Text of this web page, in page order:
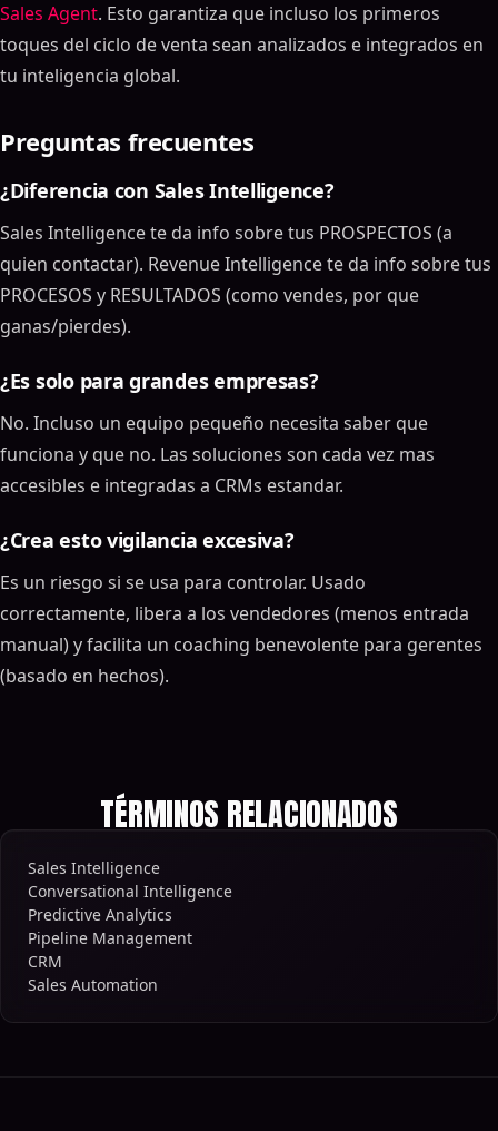
Sales Agent. Esto garantiza que incluso los primeros
toques del ciclo de venta sean analizados e integrados en
tu inteligencia global.
Preguntas frecuentes
¿Diferencia con Sales Intelligence?
Sales Intelligence te da info sobre tus PROSPECTOS (a
quien contactar). Revenue Intelligence te da info sobre tus
PROCESOS y RESULTADOS (como vendes, por que
ganas/pierdes).
¿Es solo para grandes empresas?
No. Incluso un equipo pequeño necesita saber que
funciona y que no. Las soluciones son cada vez mas
accesibles e integradas a CRMs estandar.
¿Crea esto vigilancia excesiva?
Es un riesgo si se usa para controlar. Usado
correctamente, libera a los vendedores (menos entrada
manual) y facilita un coaching benevolente para gerentes
(basado en hechos).
TÉRMINOS RELACIONADOS
Sales Intelligence
Conversational Intelligence
Predictive Analytics
Pipeline Management
CRM
Sales Automation